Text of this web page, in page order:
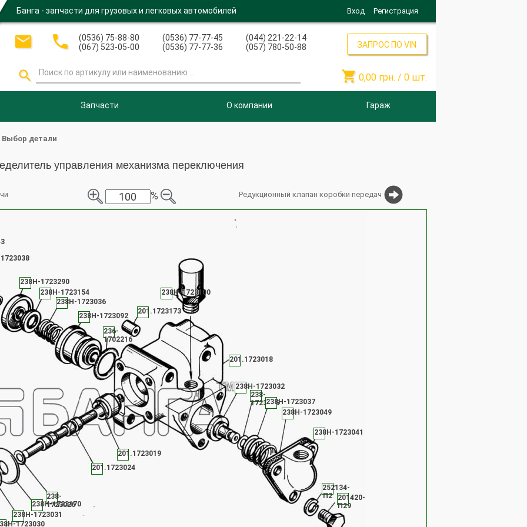
Банга - запчасти для грузовых и легковых автомобилей Вход Регистрация
 
(0536) 75-88-80
(067) 523-05-00
(0536) 77-77-45
(0536) 77-77-36
(044) 221-22-14
(057) 780-50-88

ЗАПРОС ПО VIN
 0,00 грн. / 0 шт.
Запчасти О компании Гараж
Выбор детали
управления механизма переключения
% Редукционный клапан коробки передач
238Н-1723290
238Н-1723154
238Н-1723036
238Н-1723092
236-
1702216
201.1723173
238Н-1723100
201.1723018
238Н-1723032
238-
1723026
238-
1723026
238Н-1723037
238Н-1723049
238Н-1723041
252134-
П2
201420-
П29
201.1723019
201.1723024
238Н-1723170
238Н-1723031
1723030